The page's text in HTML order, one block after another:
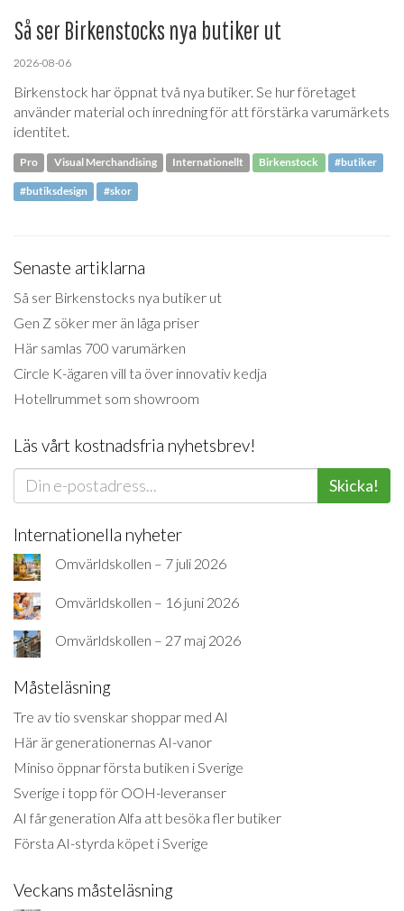
Så ser Birkenstocks nya butiker ut
2026-08-06
Birkenstock har öppnat två nya butiker. Se hur företaget
använder material och inredning för att förstärka varumärkets
identitet.
Pro Visual Merchandising Internationellt Birkenstock #butiker
#butiksdesign #skor
Senaste artiklarna
Så ser Birkenstocks nya butiker ut
Gen Z söker mer än låga priser
Här samlas 700 varumärken
Circle K-ägaren vill ta över innovativ kedja
Hotellrummet som showroom
Läs vårt kostnadsfria nyhetsbrev!
Skicka!
Internationella nyheter
Omvärldskollen – 7 juli 2026
Omvärldskollen – 16 juni 2026
Omvärldskollen – 27 maj 2026
Måsteläsning
Tre av tio svenskar shoppar med AI
Här är generationernas AI-vanor
Miniso öppnar första butiken i Sverige
Sverige i topp för OOH-leveranser
AI får generation Alfa att besöka fler butiker
Första AI-styrda köpet i Sverige
Veckans måsteläsning